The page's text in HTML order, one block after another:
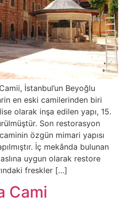
İstanbul’un Beyoğlu
en eski camilerinden biri
olarak inşa edilen yapı, 15.
Son restorasyon
özgün mimari yapısı
İç mekânda bulunan
uygun olarak restore
freskler […]
Cami